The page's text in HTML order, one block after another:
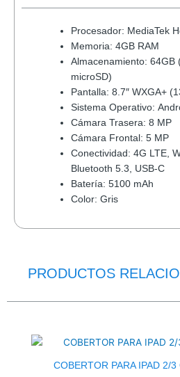
25-
Procesador: MediaTek
Memoria: 4GB RAM
Almacenamiento: 64GB
microSD)
Pantalla: 8.7″ WXGA+
Sistema Operativo:
Cámara Trasera: 8 MP
Cámara Frontal: 5 MP
Conectividad: 4G LTE,
Bluetooth 5.3, USB-C
Batería: 5100 mAh
Color: Gris
PRODUCTOS
COBERTOR PARA IPAD 2/3
era:
$21.0.